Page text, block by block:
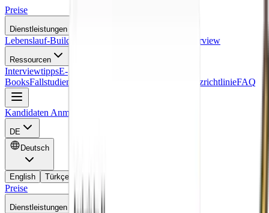
Preise
Dienstleistungen
Lebenslauf-Builder Scheininterview
Ressourcen
InterviewtippsE-
BooksFallstudien DatenschutzrichtlinieFAQ
Kandidaten Anmeldung
DE
Deutsch
English Türkçe
Preise
Dienstleistungen